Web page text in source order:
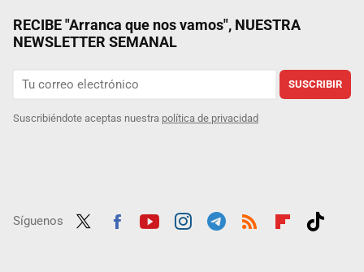
RECIBE "Arranca que nos vamos", NUESTRA
NEWSLETTER SEMANAL
SUSCRIBIR
Suscribiéndote aceptas nuestra política de privacidad
Síguenos